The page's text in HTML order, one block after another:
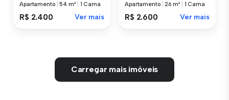
Apartamento |54 m² 1 Cama
R$ 2.400 Ver mais
Apartamento 26 m² 1 Cama
R$ 2.600 Ver mais
Carregar mais imóveis